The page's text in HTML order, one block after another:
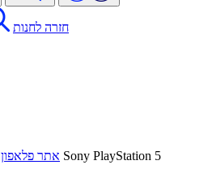
חזרה לחנות
אתר פלאפון